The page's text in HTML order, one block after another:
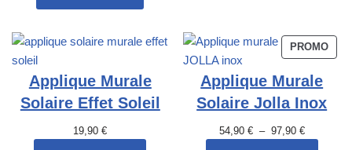
Applique Murale
Solaire Effet Soleil
19,90€
PROMO
Applique Murale
Solaire Jolla Inox
54,90 € – 97,90 €